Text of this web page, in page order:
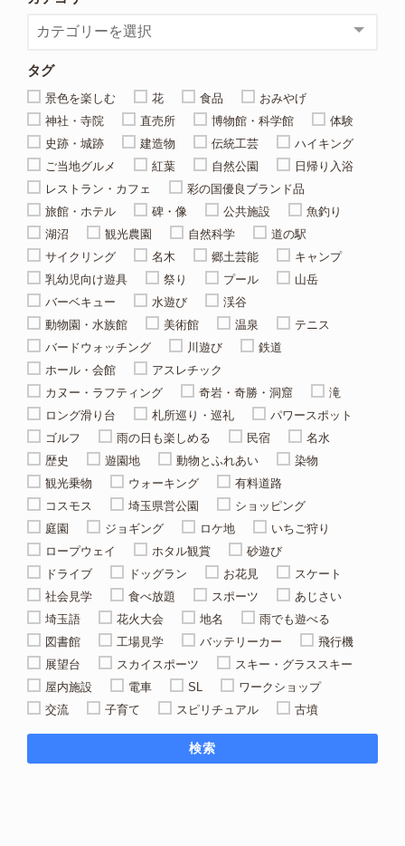
タグ
景色を楽しむ 花 食品
おみやげ
神社・寺院
直売所 博物館・科学館
体験
史跡・城跡
建造物 伝統工芸
ハイキング
ご当地グルメ
紅葉 自然公園
日帰り入浴
レストラン・カフェ
彩の国優良ブランド品
旅館・ホテル
碑・像 公共施設
魚釣り
湖沼
観光農園 自然科学
道の駅
サイクリング
名木 郷土芸能
キャンプ
乳幼児向け遊具
祭り プール
山岳
バーベキュー
水遊び
渓谷
動物園・水族館
美術館 温泉
テニス
バードウォッチング
川遊び
鉄道
ホール・会館
アスレチック
カヌー・ラフティング
奇岩・奇勝・洞窟
滝
ロング滑り台
札所巡り・巡礼
パワースポット
ゴルフ
雨の日も楽しめる 民宿
名水
歴史
遊園地 動物とふれあい
染物
観光乗物
ウォーキング
有料道路
コスモス
埼玉県営公園
ショッピング
庭園
ジョギング ロケ地
いちご狩り
ロープウェイ
ホタル観賞
砂遊び
ドライブ
ドッグラン お花見
スケート
社会見学
食べ放題 スポーツ
あじさい
埼玉語
花火大会 地名
雨でも遊べる
図書館
工場見学 バッテリーカー
飛行機
展望台
スカイスポーツ
スキー・グラススキー
屋内施設
電車 SL
ワークショップ
交流
子育て スピリチュアル 古墳
検索